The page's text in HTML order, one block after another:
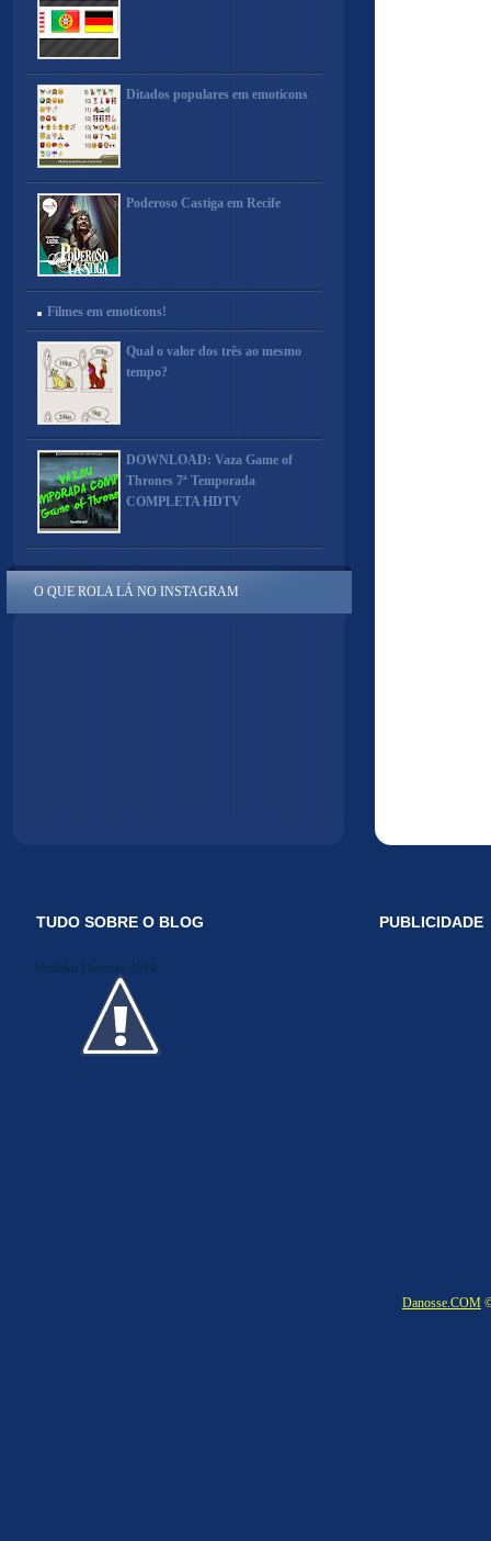
Ditados populares em emoticons
Poderoso Castiga em Recife
Filmes em emoticons!
Qual o valor dos três ao mesmo
tempo?
DOWNLOAD: Vaza Game of
Thrones 7ª Temporada
COMPLETA HDTV
O QUE ROLA LÁ NO INSTAGRAM
TUDO SOBRE O BLOG
Midiakit Danosse 2014
PUBLICIDADE
Danosse.COM